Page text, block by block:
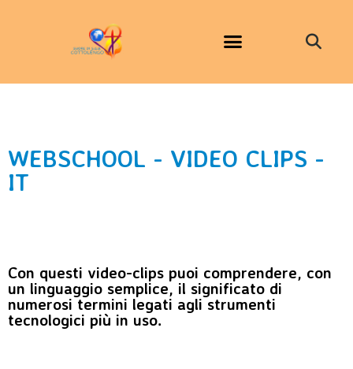
WEBSCHOOL - VIDEO CLIPS -
IT
Con questi video-clips puoi comprendere, con
un linguaggio semplice, il significato di
numerosi termini legati agli strumenti
tecnologici più in uso.